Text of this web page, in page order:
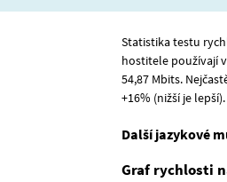
Statistika testu
hostitele používají
54,87 Mbits.
+16% (nižší je lepší).
Další jazykové
Graf rychlosti